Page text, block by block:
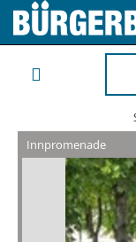
Innpromenade